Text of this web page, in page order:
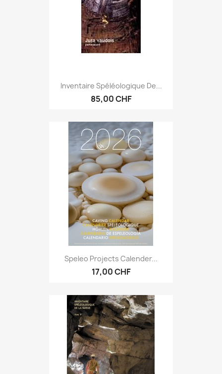
Inventaire Spéléologique De...
85,00 CHF
Speleo Projects Calender...
17,00 CHF